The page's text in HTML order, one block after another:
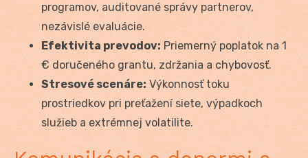
programov, auditované správy partnerov,
nezávislé evaluácie.
Efektivita prevodov: Priemerný poplatok na 1
€ doručeného grantu, zdržania a chybovosť.
Stresové scenáre: Výkonnosť toku
prostriedkov pri preťažení siete, výpadkoch
služieb a extrémnej volatilite.